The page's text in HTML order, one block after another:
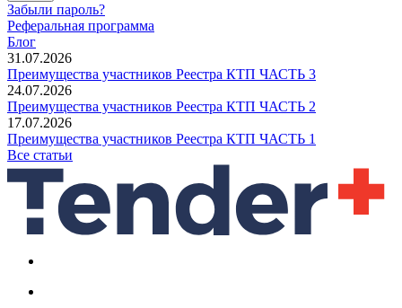
Забыли пароль?
Реферальная программа
Блог
31.07.2026
Преимущества участников Реестра КТП ЧАСТЬ 3
24.07.2026
Преимущества участников Реестра КТП ЧАСТЬ 2
17.07.2026
Преимущества участников Реестра КТП ЧАСТЬ 1
Все статьи